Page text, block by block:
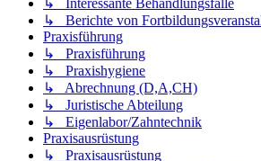
↳ Interessante Behandlungsfälle
↳ Berichte von
Praxisführung
↳ Praxisführung
↳ Praxishygiene
↳ Abrechnung (D,A,CH)
↳ Juristische Abteilung
↳ Eigenlabor/Zahntechnik
Praxisausrüstung
↳ Praxisausrüstung